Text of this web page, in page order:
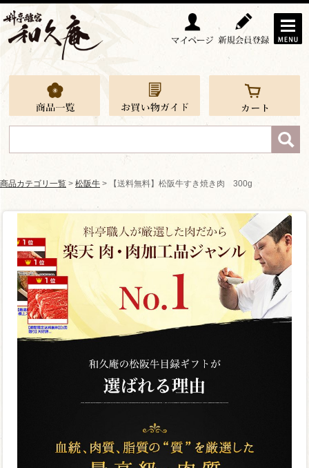
商品カテゴリ一覧 > 松阪牛 > 【送料無料】松阪牛すき焼き肉 300g